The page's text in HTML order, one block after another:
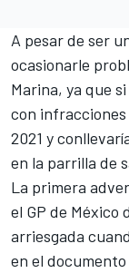
A pesar de ser
ocasionarle
Marina, ya que
con
2021 y
en la parrilla de
La primera
el GP de México
arriesgada
en el